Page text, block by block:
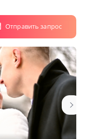
Отправить запрос